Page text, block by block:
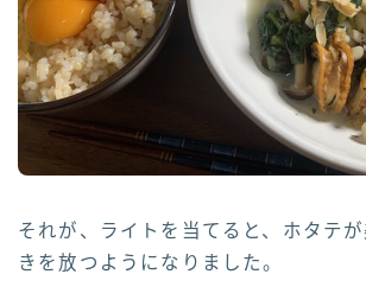
それが、ライトを当てると、ホタテ
きを放つようになりました。